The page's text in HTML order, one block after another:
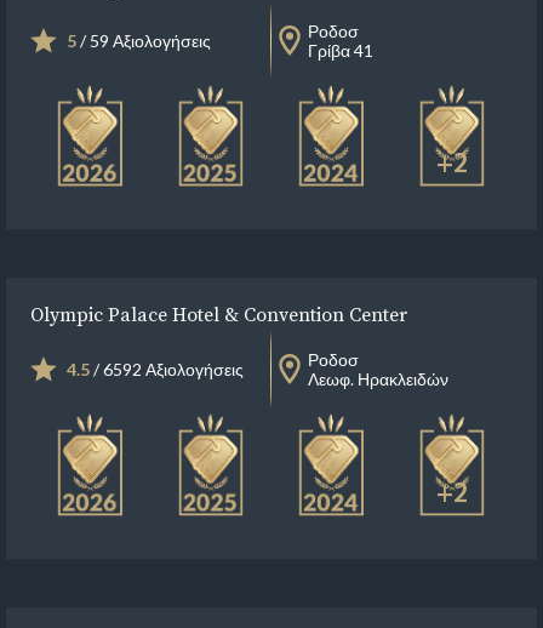
5/ 59 Αξιολογήσεις
Ροδοσ
Γρίβα 41
+2
Olympic Palace Hotel & Convention Center
4.5/ 6592 Αξιολογήσεις
Ροδοσ
Λεωφ. Ηρακλειδών
+2